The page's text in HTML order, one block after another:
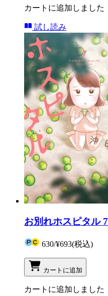
カートに追加しました
試し読み
お別れホスピタル 7
630/¥693(税込)
カートに追加
カートに追加しました